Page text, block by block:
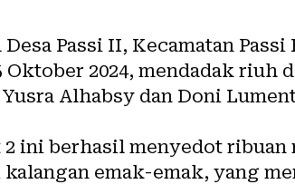
Passi II, Kecamatan
2024, mendadak riuh
Alhabsy dan Doni
ini berhasil menyedot ribuan
emak-emak, yang